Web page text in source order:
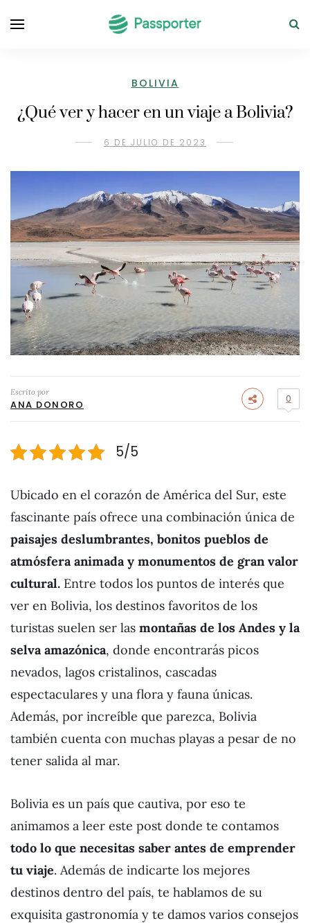
BOLIVIA
¿Qué ver y hacer en un viaje a Bolivia?
6 DE JULIO DE 2023
Escrito por
ANA DONORO 0
5/5
Ubicado en el corazón de América del Sur, este
fascinante país ofrece una combinación única de
paisajes deslumbrantes, bonitos pueblos de
atmósfera animada y monumentos de gran valor
cultural. Entre todos los puntos de interés que
ver en Bolivia, los destinos favoritos de los
turistas suelen ser las montañas de los Andes y la
selva amazónica, donde encontrarás picos
nevados, lagos cristalinos, cascadas
espectaculares y una flora y fauna únicas.
Además, por increíble que parezca, Bolivia
también cuenta con muchas playas a pesar de no
tener salida al mar.
Bolivia es un país que cautiva, por eso te
animamos a leer este post donde te contamos
todo lo que necesitas saber antes de emprender
tu viaje. Además de indicarte los mejores
destinos dentro del país, te hablamos de su
exquisita gastronomía y te damos varios consejos